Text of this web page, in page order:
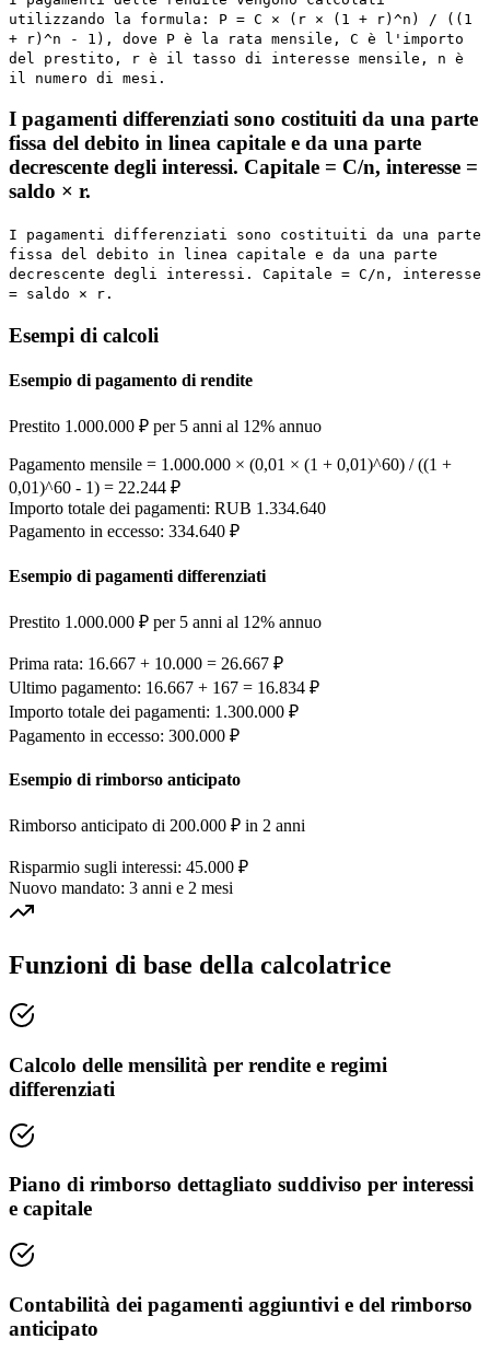
utilizzando la formula: P = C × (r × (1 + r)^n) / ((1
+ r)^n - 1), dove P è la rata mensile, C è l'importo
del prestito, r è il tasso di interesse mensile, n è
il numero di mesi.
I pagamenti differenziati sono costituiti da una parte
fissa del debito in linea capitale e da una parte
decrescente degli interessi. Capitale = C/n, interesse =
saldo × r.
I pagamenti differenziati sono costituiti da una parte
fissa del debito in linea capitale e da una parte
decrescente degli interessi. Capitale = C/n, interesse
= saldo × r.
Esempi di calcoli
Esempio di pagamento di rendite
Prestito 1.000.000 ₽ per 5 anni al 12% annuo
Pagamento mensile = 1.000.000 × (0,01 × (1 + 0,01)^60) / ((1 +
0,01)^60 - 1) = 22.244 ₽
Importo totale dei pagamenti: RUB 1.334.640
Pagamento in eccesso: 334.640 ₽
Esempio di pagamenti differenziati
Prestito 1.000.000 ₽ per 5 anni al 12% annuo
Prima rata: 16.667 + 10.000 = 26.667 ₽
Ultimo pagamento: 16.667 + 167 = 16.834 ₽
Importo totale dei pagamenti: 1.300.000 ₽
Pagamento in eccesso: 300.000 ₽
Esempio di rimborso anticipato
Rimborso anticipato di 200.000 ₽ in 2 anni
Risparmio sugli interessi: 45.000 ₽
Nuovo mandato: 3 anni e 2 mesi
Funzioni di base della calcolatrice
Calcolo delle mensilità per rendite e regimi
differenziati
Piano di rimborso dettagliato suddiviso per interessi
e capitale
Contabilità dei pagamenti aggiuntivi e del rimborso
anticipato